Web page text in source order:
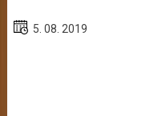
5. 08. 2019